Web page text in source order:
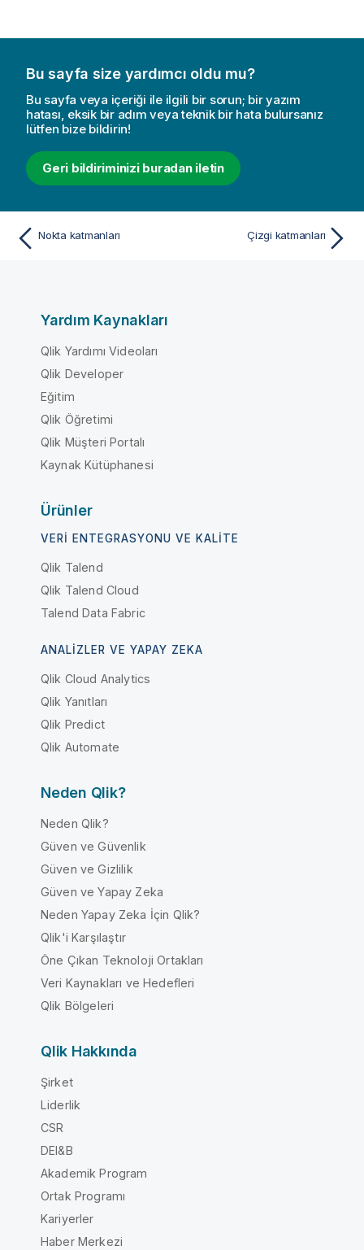
Bu sayfa size yardımcı oldu mu?
Bu sayfa veya içeriği ile ilgili bir sorun; bir yazım
hatası, eksik bir adım veya teknik bir hata bulursanız
lütfen bize bildirin!
Geri bildiriminizi buradan iletin
Nokta katmanları Çizgi katmanları
Yardım Kaynakları
Qlik Yardımı Videoları
Qlik Developer
Eğitim
Qlik Öğretimi
Qlik Müşteri Portalı
Kaynak Kütüphanesi
Ürünler
VERI ENTEGRASYONU VE KALITE
Qlik Talend
Qlik Talend Cloud
Talend Data Fabric
ANALIZLER VE YAPAY ZEKA
Qlik Cloud Analytics
Qlik Yanıtları
Qlik Predict
Qlik Automate
Neden Qlik?
Neden Qlik?
Güven ve Güvenlik
Güven ve Gizlilik
Güven ve Yapay Zeka
Neden Yapay Zeka İçin Qlik?
Qlik'i Karşılaştır
Öne Çıkan Teknoloji Ortakları
Veri Kaynakları ve Hedefleri
Qlik Bölgeleri
Qlik Hakkında
Şirket
Liderlik
CSR
DEI&B
Akademik Program
Ortak Programı
Kariyerler
Haber Merkezi